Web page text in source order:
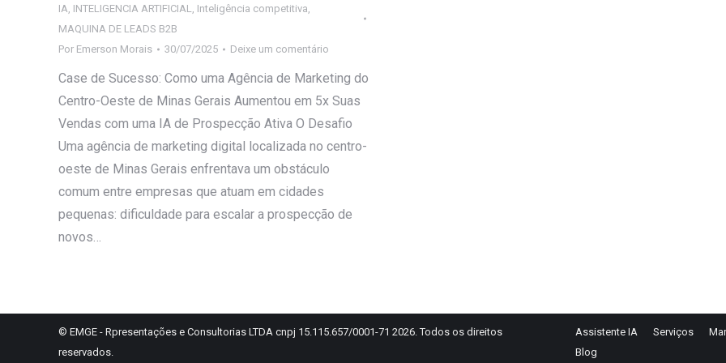
IA, INTELIGENCIA ARTIFICIAL, Inteligência competitiva,
MAQUINA DE LEADS B2B
Por Emerson Morais 30/07/2025 Deixe um comentário
Case de Sucesso: Como uma Agência de Marketing do
Centro-Oeste de Minas Gerais Aumentou em 5x Suas
Vendas com uma IA de Prospecção Ativa O Desafio
Uma agência de marketing digital localizada no centro-
oeste de Minas Gerais enfrentava um obstáculo
comum entre empresas que atuam em cidades
pequenas: dificuldade para escalar a prospecção de
novos…
© EMGE - Rpresentações e Consultorias LTDA cnpj 15.115.657/0001-71 2026. Todos os direitos
reservados.
Assistente IA Serviços
Blog